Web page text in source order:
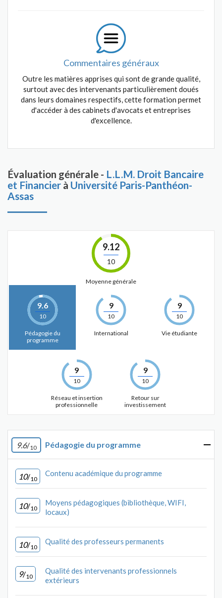
Commentaires généraux
Outre les matières apprises qui sont de grande qualité,
surtout avec des intervenants particulièrement doués
dans leurs domaines respectifs, cette formation permet
d'accéder à des cabinets d'avocats et entreprises
d'excellence.
Évaluation générale - L.L.M. Droit Bancaire
et Financier à Université Paris-Panthéon-
Assas
9.12
10
Moyenne générale
9.6
10
Pédagogie du
programme
9
10
International
9
10
Vie étudiante
9
10
Réseau et insertion
professionnelle
9
10
Retour sur
investissement
9.6/10 Pédagogie du programme
10/10
Contenu académique du programme
10/10
Moyens pédagogiques (bibliothèque, WIFI,
locaux)
10/10
Qualité des professeurs permanents
9/10
Qualité des intervenants professionnels
extérieurs